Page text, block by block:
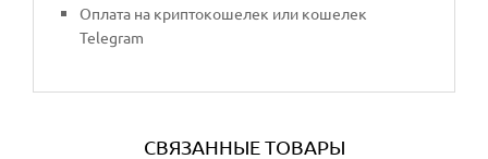
Оплата на криптокошелек или кошелек
Telegram
СВЯЗАННЫЕ ТОВАРЫ